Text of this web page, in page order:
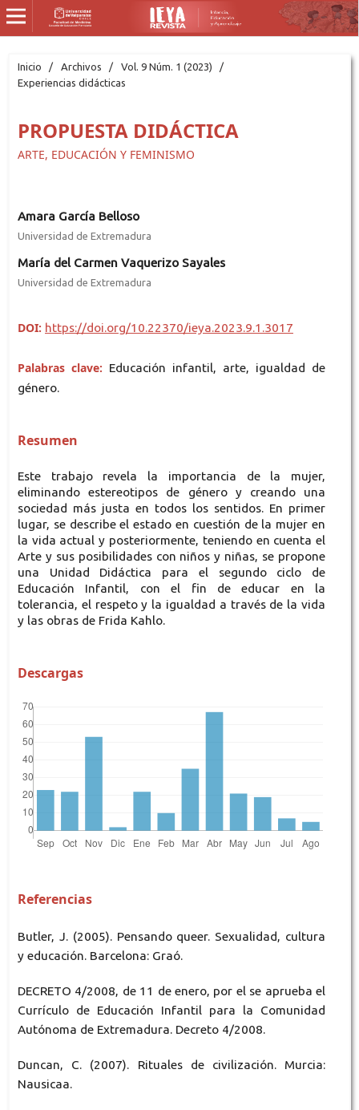
Inicio / Archivos / Vol. 9 Núm. 1 (2023)
/
Experiencias didácticas
PROPUESTA DIDÁCTICA
ARTE, EDUCACIÓN Y FEMINISMO
Amara García Belloso
Universidad de Extremadura
María del Carmen Vaquerizo Sayales
Universidad de Extremadura
DOI: https://doi.org/10.22370/ieya.2023.9.1.3017
Palabras clave: Educación infantil, arte, igualdad de
género.
Resumen
Este trabajo revela la importancia de la mujer,
eliminando estereotipos de género y creando una
sociedad más justa en todos los sentidos. En primer
lugar, se describe el estado en cuestión de la mujer en
la vida actual y posteriormente, teniendo en cuenta el
Arte y sus posibilidades con niños y niñas, se propone
una Unidad Didáctica para el segundo ciclo de
Educación Infantil, con el fin de educar en la
tolerancia, el respeto y la igualdad a través de la vida
y las obras de Frida Kahlo.
Descargas
Referencias
Butler, J. (2005). Pensando queer. Sexualidad, cultura
y educación. Barcelona: Graó.
DECRETO 4/2008, de 11 de enero, por el se aprueba el
Currículo de Educación Infantil para la Comunidad
Autónoma de Extremadura. Decreto 4/2008.
Duncan, C. (2007). Rituales de civilización. Murcia:
Nausicaa.